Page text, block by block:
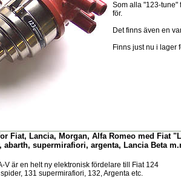
Som alla "123-tune"
för.
Det finns även en
Finns just nu i lager
Fiat, Lancia, Morgan, Alfa Romeo med Fiat
abarth, supermirafiori, argenta, Lancia Beta
V är en helt ny elektronisk fördelare till Fiat 124
131 supermirafiori, 132, Argenta etc.